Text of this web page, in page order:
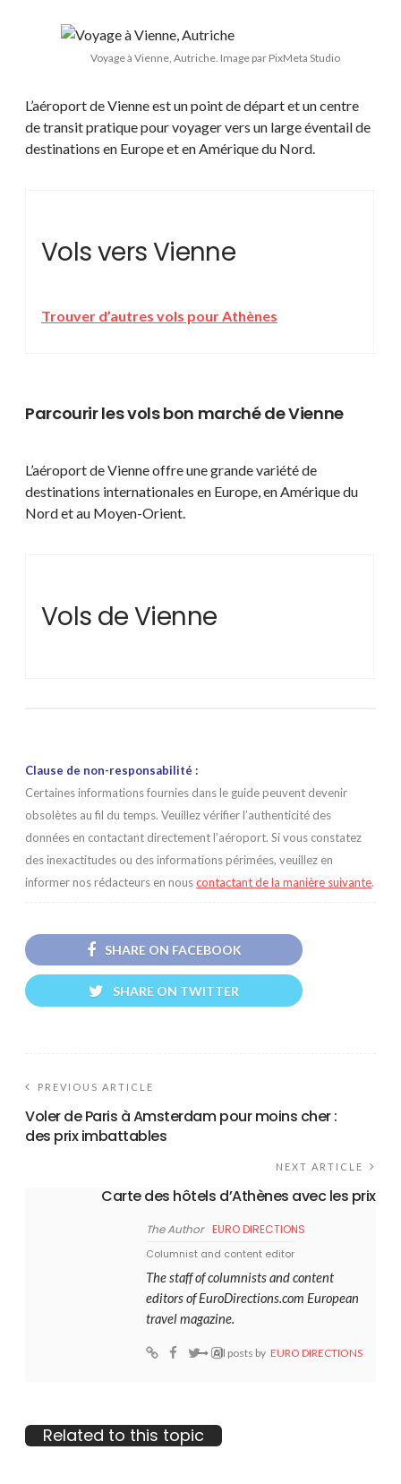
Voyage à Vienne, Autriche. Image par PixMeta Studio
L’aéroport de Vienne est un point de départ et un centre
de transit pratique pour voyager vers un large éventail de
destinations en Europe et en Amérique du Nord.
Vols vers Vienne
Trouver d’autres vols pour Athènes
Parcourir les vols bon marché de Vienne
L’aéroport de Vienne offre une grande variété de
destinations internationales en Europe, en Amérique du
Nord et au Moyen-Orient.
Vols de Vienne
Clause de non-responsabilité :
Certaines informations fournies dans le guide peuvent devenir
obsolètes au fil du temps. Veuillez vérifier l’authenticité des
données en contactant directement l’aéroport. Si vous constatez
des inexactitudes ou des informations périmées, veuillez en
informer nos rédacteurs en nouscontactant de la manière suivante.
SHARE ON FACEBOOK
SHARE ON TWITTER
PREVIOUS ARTICLE
Voler de Paris à Amsterdam pour moins cher :
des prix imbattables
NEXT ARTICLE
Carte des hôtels d’Athènes avec les prix
The Author EURO DIRECTIONS
Columnist and content editor
The staff of columnists and content
editors of EuroDirections.com European
travel magazine.
All posts by EURO DIRECTIONS
Related to this topic